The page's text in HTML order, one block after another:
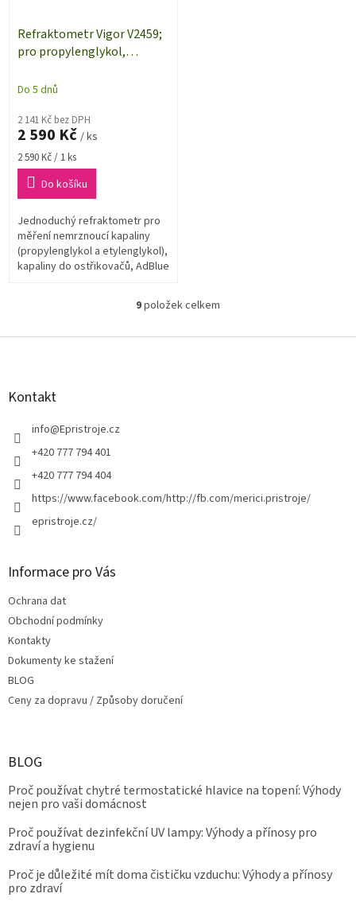
Refraktometr Vigor V2459;
pro propylenglykol,
elektrolyt
Do 5 dnů
2 141 Kč bez DPH
2 590 Kč / ks
Měrná
cena:
2 590 Kč / 1 ks
Do košíku
Jednoduchý refraktometr pro
měření nemrznoucí kapaliny
(propylenglykol a etylenglykol),
kapaliny do ostřikovačů, AdBlue
O
l
y
v
9položek celkem
Z
Kontakt
info@Epristroje.cz
+420 777 794 401
+420 777 794 404
https://www.facebook.com/http://fb.com/merici.pristroje/
epristroje.cz/
Informace pro Vás
Ochrana dat
Obchodní podmínky
Kontakty
Dokumenty ke stažení
BLOG
Ceny za dopravu / Způsoby doručení
BLOG
Proč používat chytré termostatické hlavice na topení: Výhody
nejen pro vaši domácnost
Proč používat dezinfekční UV lampy: Výhody a přínosy pro
zdraví a hygienu
Proč je důležité mít doma čističku vzduchu: Výhody a přínosy
pro zdraví